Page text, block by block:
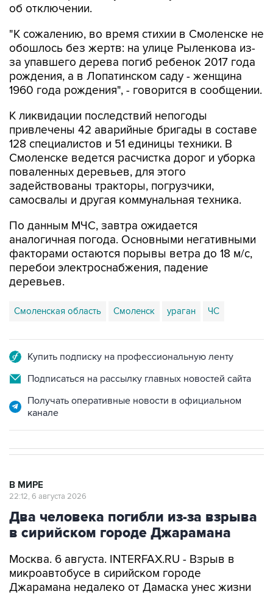
об отключении.
"К сожалению, во время стихии в Смоленске не
обошлось без жертв: на улице Рыленкова из-
за упавшего дерева погиб ребенок 2017 года
рождения, а в Лопатинском саду - женщина
1960 года рождения", - говорится в сообщении.
К ликвидации последствий непогоды
привлечены 42 аварийные бригады в составе
128 специалистов и 51 единицы техники. В
Смоленске ведется расчистка дорог и уборка
поваленных деревьев, для этого
задействованы тракторы, погрузчики,
самосвалы и другая коммунальная техника.
По данным МЧС, завтра ожидается
аналогичная погода. Основными негативными
факторами остаются порывы ветра до 18 м/с,
перебои электроснабжения, падение
деревьев.
Смоленская область Смоленск ураган ЧС
Купить подписку на профессиональную ленту
Подписаться на рассылку главных новостей сайта
Получать оперативные новости в официальном
канале
В МИРЕ
22:12, 6 августа 2026
Два человека погибли из-за взрыва
в сирийском городе Джарамана
Москва. 6 августа. INTERFAX.RU - Взрыв в
микроавтобусе в сирийском городе
Джарамана недалеко от Дамаска унес жизни